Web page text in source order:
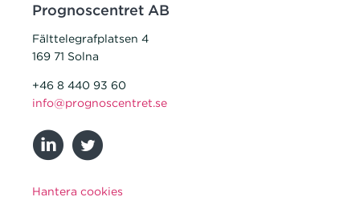
Prognoscentret AB
Fälttelegrafplatsen 4
169 71 Solna
+46 8 440 93 60
info@prognoscentret.se
Hantera cookies